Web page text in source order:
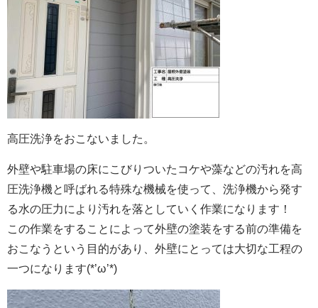
高圧洗浄をおこないました。
外壁や駐車場の床にこびりついたコケや藻などの汚れを高
圧洗浄機と呼ばれる特殊な機械を使って、洗浄機から発す
る水の圧力により汚れを落としていく作業になります！
この作業をすることによって外壁の塗装をする前の準備を
おこなうという目的があり、外壁にとっては大切な工程の
一つになります(*’ω’*)